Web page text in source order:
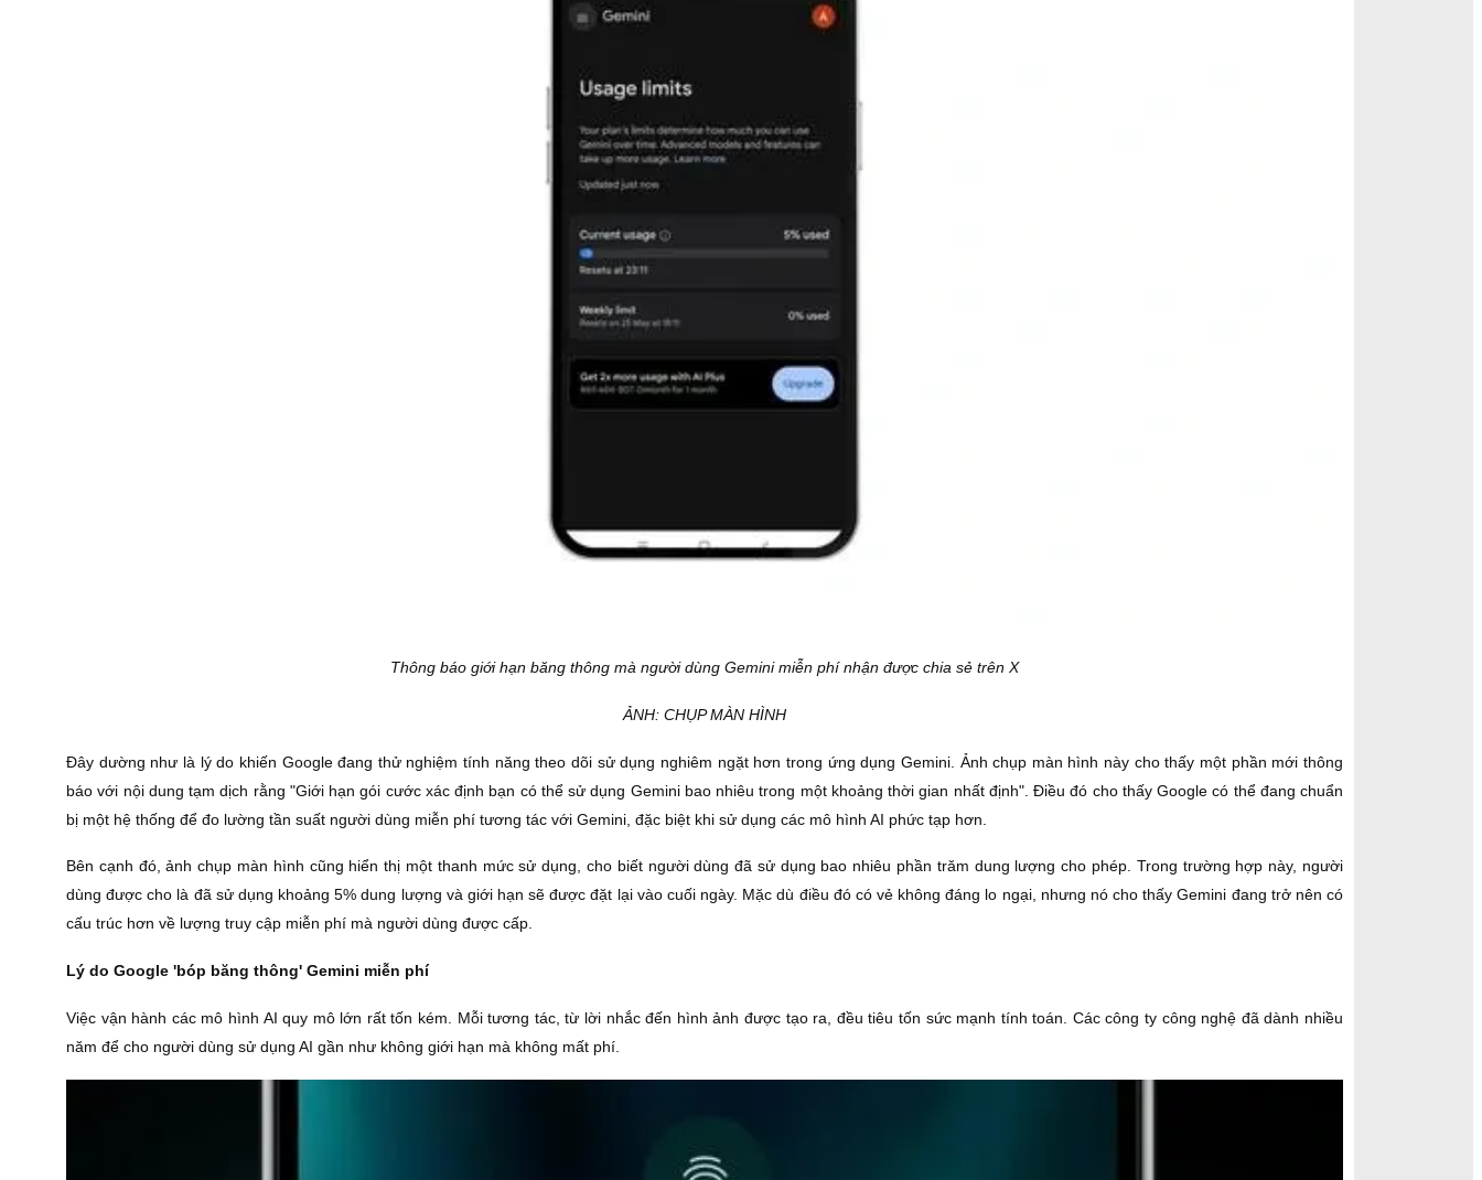
Thông báo giới hạn băng thông mà người dùng Gemini miễn phí nhận được chia sẻ trên X
ẢNH: CHỤP MÀN HÌNH
Đây dường như là lý do khiến Google đang thử nghiệm tính năng theo dõi sử dụng nghiêm ngặt hơn trong ứng dụng Gemini. Ảnh chụp màn hình này cho thấy một phần mới thông
báo với nội dung tạm dịch rằng "Giới hạn gói cước xác định bạn có thể sử dụng Gemini bao nhiêu trong một khoảng thời gian nhất định". Điều đó cho thấy Google có thể đang chuẩn
bị một hệ thống để đo lường tần suất người dùng miễn phí tương tác với Gemini, đặc biệt khi sử dụng các mô hình AI phức tạp hơn.
Bên cạnh đó, ảnh chụp màn hình cũng hiển thị một thanh mức sử dụng, cho biết người dùng đã sử dụng bao nhiêu phần trăm dung lượng cho phép. Trong trường hợp này, người
dùng được cho là đã sử dụng khoảng 5% dung lượng và giới hạn sẽ được đặt lại vào cuối ngày. Mặc dù điều đó có vẻ không đáng lo ngại, nhưng nó cho thấy Gemini đang trở nên có
cấu trúc hơn về lượng truy cập miễn phí mà người dùng được cấp.
Lý do Google 'bóp băng thông' Gemini miễn phí
Việc vận hành các mô hình AI quy mô lớn rất tốn kém. Mỗi tương tác, từ lời nhắc đến hình ảnh được tạo ra, đều tiêu tốn sức mạnh tính toán. Các công ty công nghệ đã dành nhiều
năm để cho người dùng sử dụng AI gần như không giới hạn mà không mất phí.